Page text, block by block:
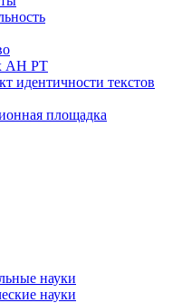
АН РТ
идентичности текстов
площадка
науки
науки